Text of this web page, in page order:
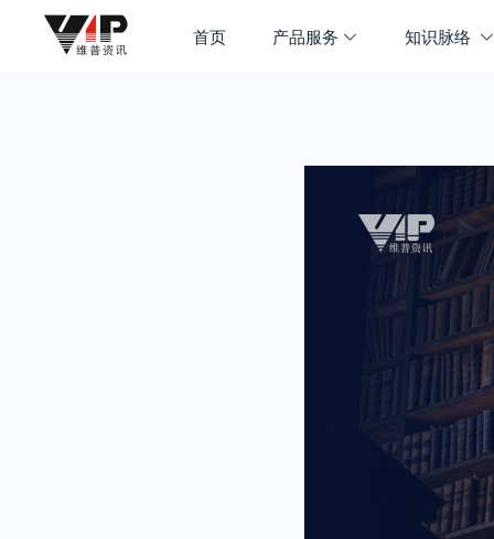
首页 产品服务 知识脉络